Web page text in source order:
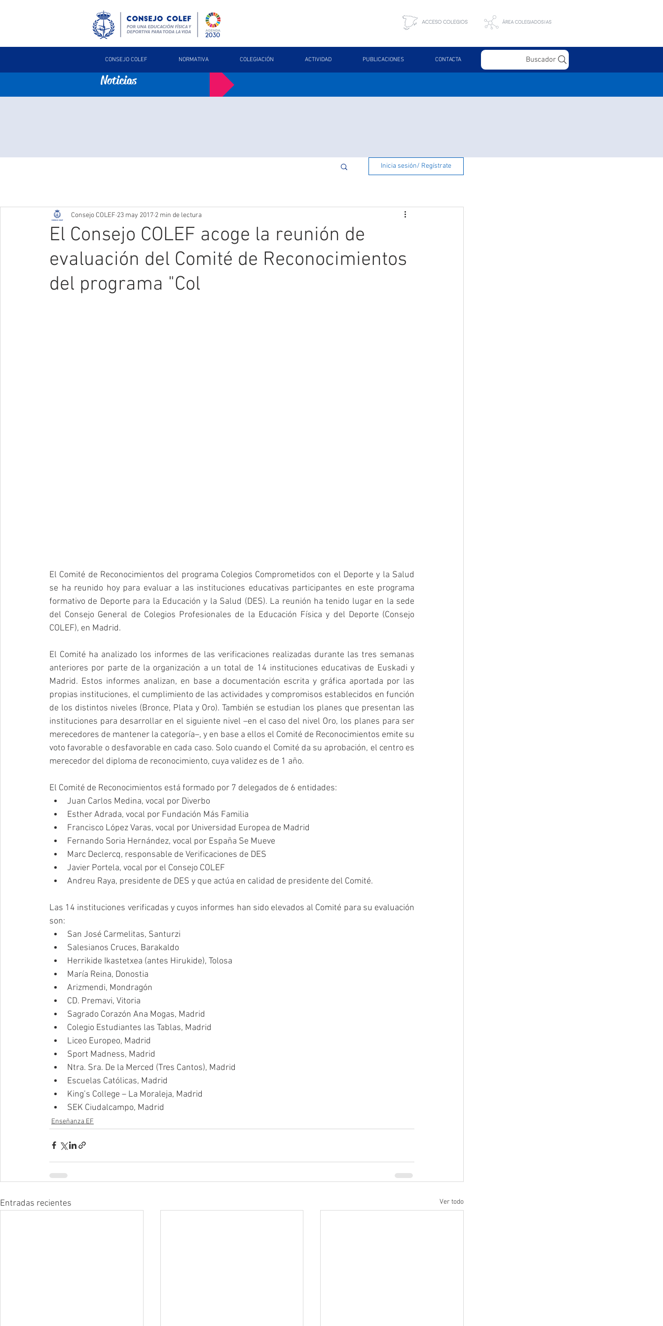
CONSEJO COLEF NORMATIVA COLEGIACIÓN ACTIVIDAD PUBLICACIONES CONTACTA Buscador
Noticias
Inicia sesión/ Regístrate
El Consejo COLEF acoge la reunión de
evaluación del Comité de Reconocimientos
del programa "Col
Consejo COLEF 23 may 2017 2 min de lectura
El Comité de Reconocimientos del programa Colegios Comprometidos con el Deporte y la Salud
se ha reunido hoy para evaluar a las instituciones educativas participantes en este programa
formativo de Deporte para la Educación y la Salud (DES). La reunión ha tenido lugar en la sede
del Consejo General de Colegios Profesionales de la Educación Física y del Deporte (Consejo
COLEF), en Madrid.
El Comité ha analizado los informes de las verificaciones realizadas durante las tres semanas
anteriores por parte de la organización a un total de 14 instituciones educativas de Euskadi y
Madrid. Estos informes analizan, en base a documentación escrita y gráfica aportada por las
propias instituciones, el cumplimiento de las actividades y compromisos establecidos en función
de los distintos niveles (Bronce, Plata y Oro). También se estudian los planes que presentan las
instituciones para desarrollar en el siguiente nivel –en el caso del nivel Oro, los planes para ser
merecedores de mantener la categoría–, y en base a ellos el Comité de Reconocimientos emite su
voto favorable o desfavorable en cada caso. Solo cuando el Comité da su aprobación, el centro es
merecedor del diploma de reconocimiento, cuya validez es de 1 año.
El Comité de Reconocimientos está formado por 7 delegados de 6 entidades:
Juan Carlos Medina, vocal por Diverbo
Esther Adrada, vocal por Fundación Más Familia
Francisco López Varas, vocal por Universidad Europea de Madrid
Fernando Soria Hernández, vocal por España Se Mueve
Marc Declercq, responsable de Verificaciones de DES
Javier Portela, vocal por el Consejo COLEF
Andreu Raya, presidente de DES y que actúa en calidad de presidente del Comité.
Las 14 instituciones verificadas y cuyos informes han sido elevados al Comité para su evaluación
son:
San José Carmelitas, Santurzi
Salesianos Cruces, Barakaldo
Herrikide Ikastetxea (antes Hirukide), Tolosa
María Reina, Donostia
Arizmendi, Mondragón
CD. Premavi, Vitoria
Sagrado Corazón Ana Mogas, Madrid
Colegio Estudiantes las Tablas, Madrid
Liceo Europeo, Madrid
Sport Madness, Madrid
Ntra. Sra. De la Merced (Tres Cantos), Madrid
Escuelas Católicas, Madrid
King’s College – La Moraleja, Madrid
SEK Ciudalcampo, Madrid
Enseñanza EF
Entradas recientes Ver todo